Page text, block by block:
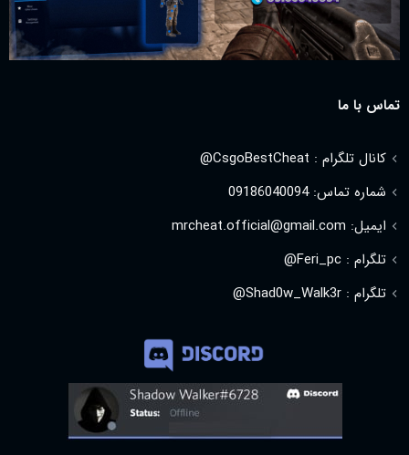
تماس با ما
کانال تلگرام : CsgoBestCheat@
شماره تماس: 09186040094
ایمیل: mrcheat.official@gmail.com
تلگرام : Feri_pc@
تلگرام : Shad0w_Walk3r@